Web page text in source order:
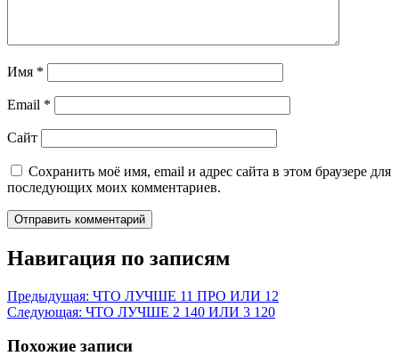
Имя *
Email *
Сайт
Сохранить моё имя, email и адрес сайта в этом браузере для
последующих моих комментариев.
Навигация по записям
Предыдущая: ЧТО ЛУЧШЕ 11 ПРО ИЛИ 12
Следующая: ЧТО ЛУЧШЕ 2 140 ИЛИ 3 120
Похожие записи